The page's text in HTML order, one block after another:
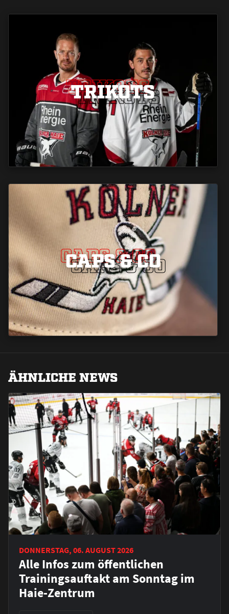
TRIKOTS
TRIKOTS
TRIKOTS
CAPS & CO
CAPS & CO
CAPS & CO
ÄHNLICHE NEWS
DONNERSTAG, 06. AUGUST 2026
Alle Infos zum öffentlichen
Trainingsauftakt am Sonntag im
Haie-Zentrum